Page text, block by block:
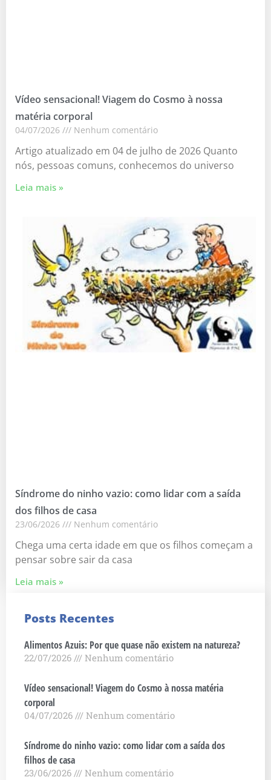
Vídeo sensacional! Viagem do Cosmo à nossa
matéria corporal
04/07/2026 Nenhum comentário
Artigo atualizado em 04 de julho de 2026 Quanto
nós, pessoas comuns, conhecemos do universo
Leia mais »
Síndrome do ninho vazio: como lidar com a saída
dos filhos de casa
23/06/2026 Nenhum comentário
Chega uma certa idade em que os filhos começam a
pensar sobre sair da casa
Leia mais »
Posts Recentes
Alimentos Azuis: Por que quase não existem na natureza?
22/07/2026 Nenhum comentário
Vídeo sensacional! Viagem do Cosmo à nossa matéria
corporal
04/07/2026 Nenhum comentário
Síndrome do ninho vazio: como lidar com a saída dos
filhos de casa
23/06/2026 Nenhum comentário